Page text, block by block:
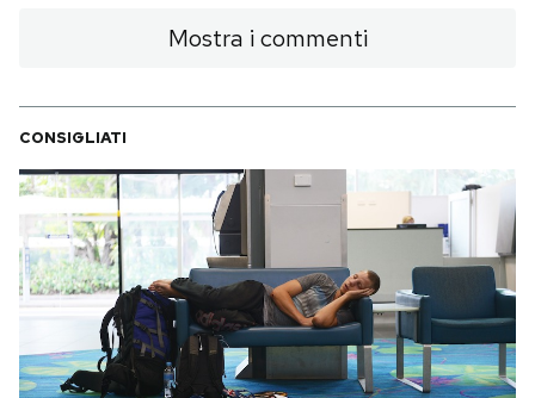
Mostra i commenti
CONSIGLIATI